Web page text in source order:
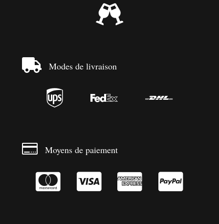

 Modes de livraison
  
 Moyens de paiement
   